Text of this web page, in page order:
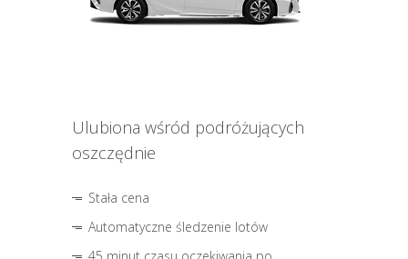
Ulubiona wśród podróżujących
oszczędnie
Stała cena
Automatyczne śledzenie lotów